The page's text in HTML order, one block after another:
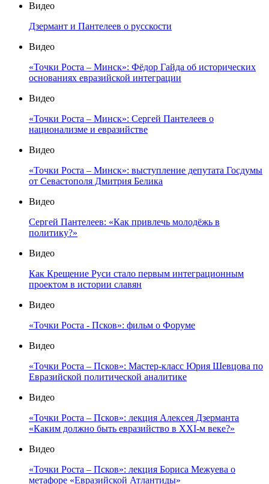
Видео
Дзермант и Пантелеев о русскости
Видео
«Точки Роста – Минск»: Фёдор Гайда об исторических
основаниях евразийской интеграции
Видео
«Точки Роста – Минск»: Сергей Пантелеев о
национализме и евразийстве
Видео
«Точки Роста – Минск»: выступление депутата Госдумы
от Севастополя Дмитрия Белика
Видео
Сергей Пантелеев: «Как привлечь молодёжь в
политику?»
Видео
Как Крещение Руси стало первым интеграционным
проектом в истории славян
Видео
«Точки Роста - Псков»: фильм о Форуме
Видео
«Точки Роста – Псков»: Мастер-класс Юрия Шевцова по
Евразийской политической аналитике
Видео
«Точки Роста – Псков»: лекция Алексея Дзерманта
«Каким должно быть евразийство в XXI-м веке?»
Видео
«Точки Роста – Псков»: лекция Бориса Межуева о
метафоре «Евразийской Атлантиды»